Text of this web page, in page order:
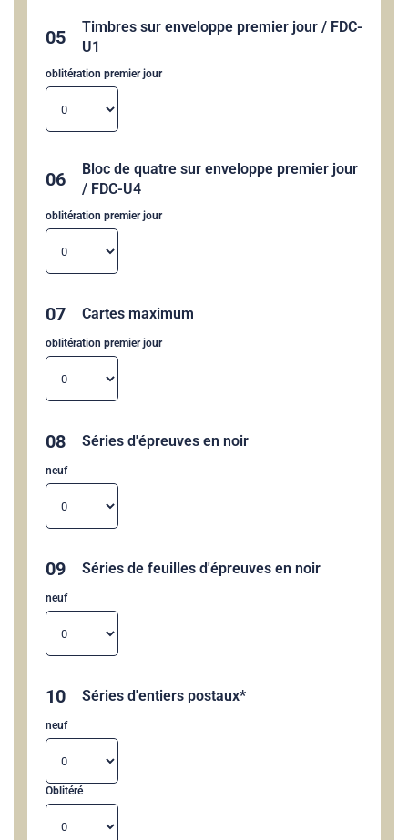
05
Timbres sur enveloppe premier jour / FDC-
U1
oblitération premier jour
06
Bloc de quatre sur enveloppe premier jour
/ FDC-U4
oblitération premier jour
07 Cartes maximum
oblitération premier jour
08 Séries d'épreuves en noir
neuf
09 Séries de feuilles d'épreuves en noir
neuf
10 Séries d'entiers postaux*
neuf
Oblitéré